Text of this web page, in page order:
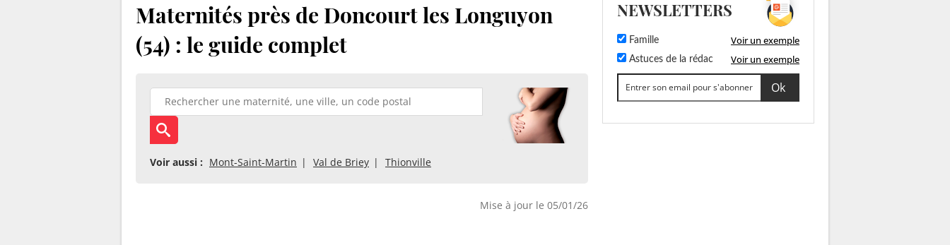
Maternités près de Doncourt les Longuyon
(54) : le guide complet
Voir aussi : Mont-Saint-Martin Val de Briey Thionville
Mise à jour le 05/01/26
NEWSLETTERS
Famille Voir un exemple
Astuces de la rédac Voir un exemple